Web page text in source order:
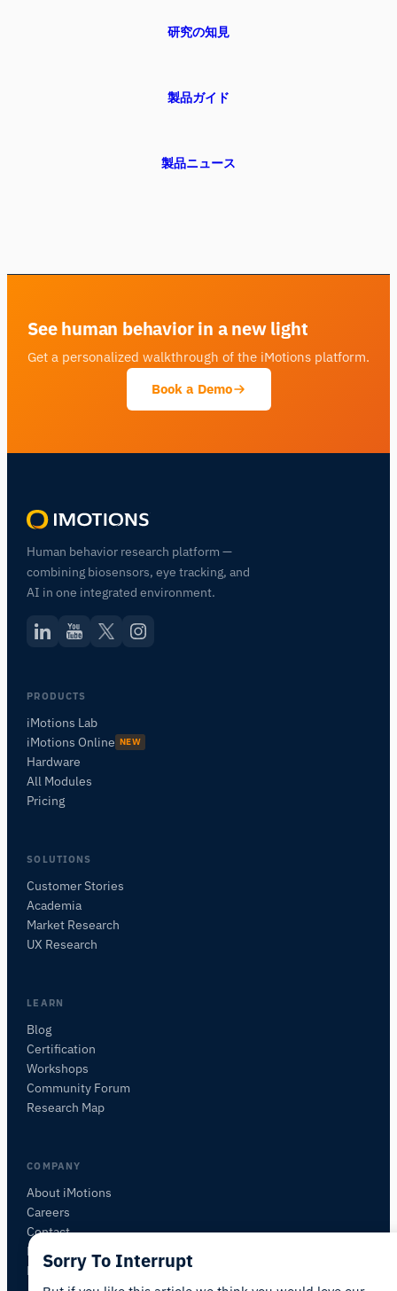
研究の知見
製品ガイド
製品ニュース
See human behavior in a new light
Get a personalized walkthrough of the iMotions platform.
Book a Demo
Human behavior research platform —
combining biosensors, eye tracking, and
AI in one integrated environment.
PRODUCTS
iMotions Lab
iMotions Online NEW
Hardware
All Modules
Pricing
SOLUTIONS
Customer Stories
Academia
Market Research
UX Research
LEARN
Blog
Certification
Workshops
Community Forum
Research Map
COMPANY
About iMotions
Careers
Contact
My iMotions
Newsletter
研究方法、製品、センサー、SDK、リソースに
この記事について質問
この記事を要約
これをどう応用できますか？
Sorry To Interrupt